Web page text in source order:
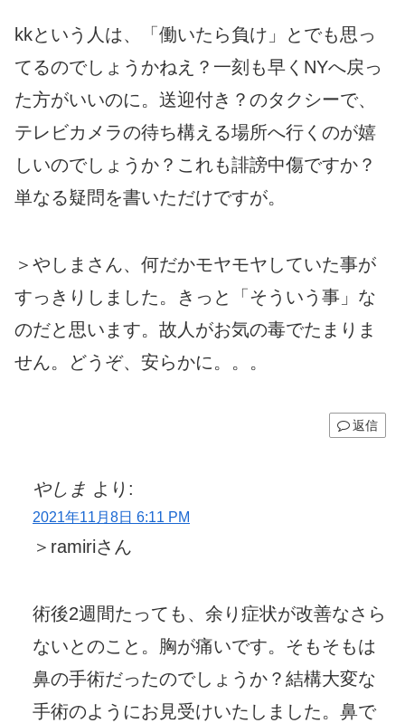
kkという人は、「働いたら負け」とでも思っ
てるのでしょうかねえ？一刻も早くNYへ戻っ
た方がいいのに。送迎付き？のタクシーで、
テレビカメラの待ち構える場所へ行くのが嬉
しいのでしょうか？これも誹謗中傷ですか？
単なる疑問を書いただけですが。
＞やしまさん、何だかモヤモヤしていた事が
すっきりしました。きっと「そういう事」な
のだと思います。故人がお気の毒でたまりま
せん。どうぞ、安らかに。。。
返信
やしま より:
2021年11月8日 6:11 PM
＞ramiriさん
術後2週間たっても、余り症状が改善なさら
ないとのこと。胸が痛いです。そもそもは
鼻の手術だったのでしょうか？結構大変な
手術のようにお見受けいたしました。鼻で